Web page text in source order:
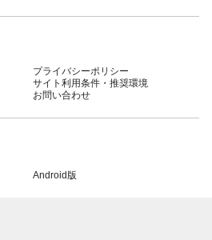
プライバシーポリシー
サイト利用条件・推奨環境
お問い合わせ
Android版